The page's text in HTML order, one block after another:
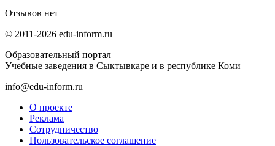
Отзывов нет
© 2011-2026 edu-inform.ru
Образовательный портал
Учебные заведения в Сыктывкаре и в республике Коми
info@edu-inform.ru
О проекте
Реклама
Сотрудничество
Пользовательское соглашение